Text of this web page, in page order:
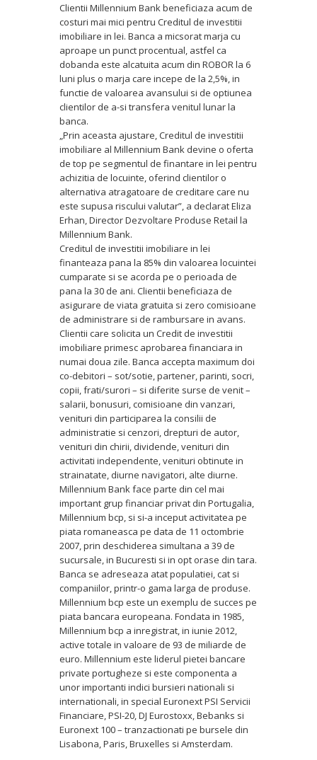
Clientii Millennium Bank beneficiaza acum de
costuri mai mici pentru Creditul de investitii
imobiliare in lei. Banca a micsorat marja cu
aproape un punct procentual, astfel ca
dobanda este alcatuita acum din ROBOR la 6
luni plus o marja care incepe de la 2,5%, in
functie de valoarea avansului si de optiunea
clientilor de a-si transfera venitul lunar la
banca.
„Prin aceasta ajustare, Creditul de investitii
imobiliare al Millennium Bank devine o oferta
de top pe segmentul de finantare in lei pentru
achizitia de locuinte, oferind clientilor o
alternativa atragatoare de creditare care nu
este supusa riscului valutar”, a declarat Eliza
Erhan, Director Dezvoltare Produse Retail la
Millennium Bank.
Creditul de investitii imobiliare in lei
finanteaza pana la 85% din valoarea locuintei
cumparate si se acorda pe o perioada de
pana la 30 de ani. Clientii beneficiaza de
asigurare de viata gratuita si zero comisioane
de administrare si de rambursare in avans.
Clientii care solicita un Credit de investitii
imobiliare primesc aprobarea financiara in
numai doua zile. Banca accepta maximum doi
co-debitori – sot/sotie, partener, parinti, socri,
copii, frati/surori – si diferite surse de venit –
salarii, bonusuri, comisioane din vanzari,
venituri din participarea la consilii de
administratie si cenzori, drepturi de autor,
venituri din chirii, dividende, venituri din
activitati independente, venituri obtinute in
strainatate, diurne navigatori, alte diurne.
Millennium Bank face parte din cel mai
important grup financiar privat din Portugalia,
Millennium bcp, si si-a inceput activitatea pe
piata romaneasca pe data de 11 octombrie
2007, prin deschiderea simultana a 39 de
sucursale, in Bucuresti si in opt orase din tara.
Banca se adreseaza atat populatiei, cat si
companiilor, printr-o gama larga de produse.
Millennium bcp este un exemplu de succes pe
piata bancara europeana. Fondata in 1985,
Millennium bcp a inregistrat, in iunie 2012,
active totale in valoare de 93 de miliarde de
euro. Millennium este liderul pietei bancare
private portugheze si este componenta a
unor importanti indici bursieri nationali si
internationali, in special Euronext PSI Servicii
Financiare, PSI-20, DJ Eurostoxx, Bebanks si
Euronext 100 – tranzactionati pe bursele din
Lisabona, Paris, Bruxelles si Amsterdam.